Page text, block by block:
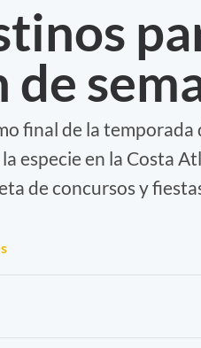
de
final de la temporada
especie en la Costa
de concursos y